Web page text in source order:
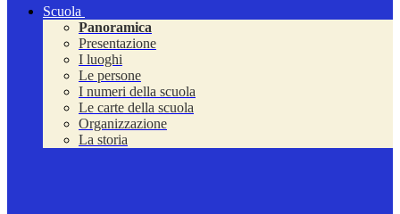
Scuola
Panoramica
Presentazione
I luoghi
Le persone
I numeri della scuola
Le carte della scuola
Organizzazione
La storia